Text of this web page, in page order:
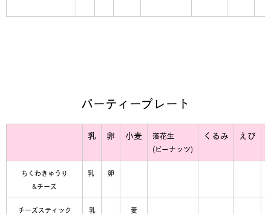
パーティープレート
乳 卵 小麦
落花生
(ピーナッツ)
くるみ えび
ちくわきゅうり
&チーズ
乳 卵
チーズスティック 乳 麦